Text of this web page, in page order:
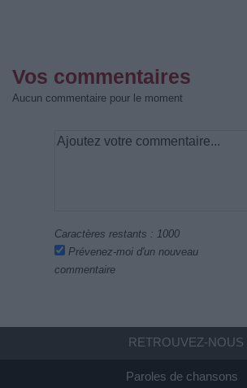
Vos commentaires
Aucun commentaire pour le moment
Caractères restants : 1000
Prévenez-moi d'un nouveau
commentaire
RETROUVEZ-NOUS
Paroles de chansons